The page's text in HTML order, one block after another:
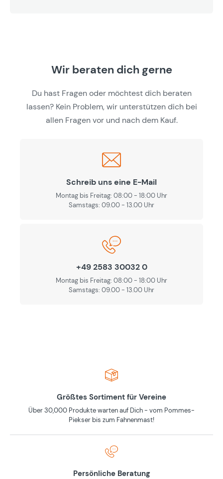
Wir beraten dich gerne
Du hast Fragen oder möchtest dich beraten
lassen? Kein Problem, wir unterstützen dich bei
allen Fragen vor und nach dem Kauf.
Schreib uns eine E-Mail
Montag bis Freitag: 08:00 - 18:00 Uhr
Samstags: 09.00 - 13.00 Uhr
+49 2583 30032 0
Montag bis Freitag: 08:00 - 18:00 Uhr
Samstags: 09.00 - 13.00 Uhr
Größtes Sortiment für Vereine
Über 30,000 Produkte warten auf Dich - vom Pommes-
Piekser bis zum Fahnenmast!
Persönliche Beratung